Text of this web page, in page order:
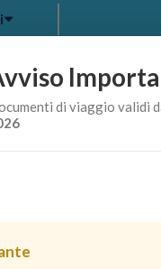
bookings
della crociera
di viaggio validi